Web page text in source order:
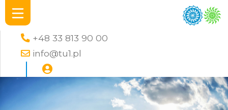
+48 33 813 90 00
info@tu1.pl